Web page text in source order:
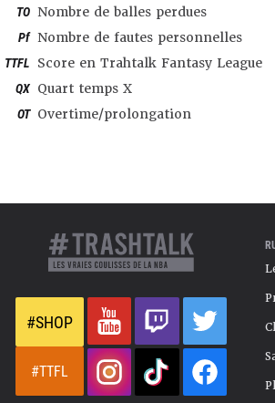
TO Nombre de balles perdues
Pf Nombre de fautes personnelles
TTFL Score en Trahtalk Fantasy League
QX Quart temps X
OT Overtime/prolongation
#SHOP
#TTFL